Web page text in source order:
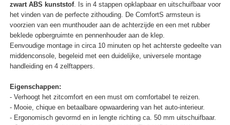
zwart ABS kunststof. Is in 4 stappen opklapbaar en uitschuifbaar voor
het vinden van de perfecte zithouding. De ComfortS armsteun is
voorzien van een munthouder aan de achterzijde en een met rubber
beklede opbergruimte en pennenhouder aan de klep.
Eenvoudige montage in circa 10 minuten op het achterste gedeelte van
middenconsole, begeleid met een duidelijke, universele montage
handleiding en 4 zelftappers.
Eigenschappen:
- Verhoogt het zitcomfort en een must om comfortabel te reizen.
- Mooie, chique en betaalbare opwaardering van het auto-interieur.
- Ergonomisch gevormd en in lengte richting ca. 50 mm uitschuifbaar.